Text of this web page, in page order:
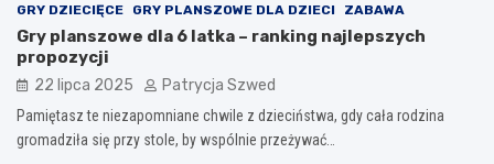
GRY DZIECIĘCE
GRY PLANSZOWE DLA DZIECI ZABAWA
Gry planszowe dla 6 latka – ranking najlepszych
propozycji
22 lipca 2025 Patrycja Szwed
Pamiętasz te niezapomniane chwile z dzieciństwa, gdy cała rodzina
gromadziła się przy stole, by wspólnie przeżywać…